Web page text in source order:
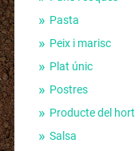
Pasta
Peix i marisc
Plat únic
Postres
Producte del hort
Salsa